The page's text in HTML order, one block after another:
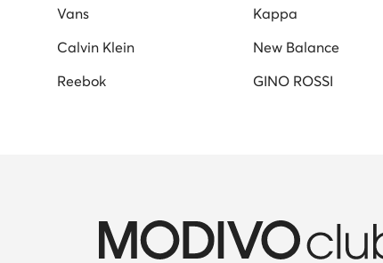
Vans Kappa
Calvin Klein New Balance
Reebok GINO ROSSI